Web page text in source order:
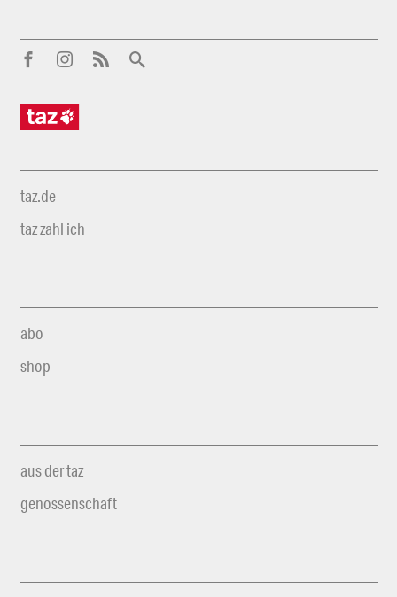
taz.de
taz zahl ich
abo
shop
aus der taz
genossenschaft